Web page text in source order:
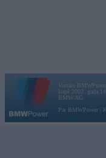
Vortāls
kopš 2002. gada
BMW AG.
Par BMWPower